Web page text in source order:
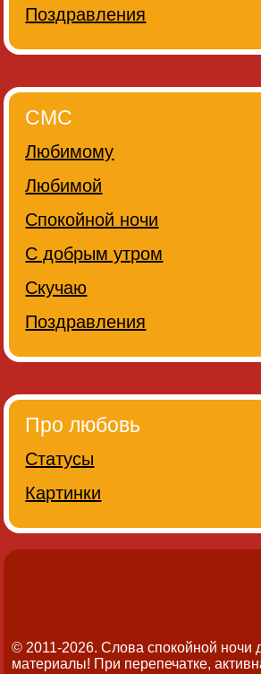
Поздравления
СМС
Любимому
Любимой
Спокойной ночи
С добрым утром
Скучаю
Поздравления
Про любовь
Статусы
Картинки
© 2011-2026. Слова спокойной ночи
материалы! При перепечатке,